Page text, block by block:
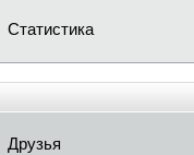
Статистика
Друзья